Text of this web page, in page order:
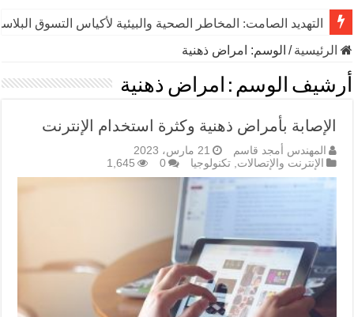
التهديد الصامت: المخاطر الصحية والبيئية لأكياس التسوق
الرئيسية/ الوسم: امراض ذهنية
أرشيف الوسم : امراض ذهنية
الإصابة بأمراض ذهنية وكثرة استخدام الإنترنت
المهندس أمجد قاسم
21 مارس، 2023
الإنترنت والإتصالات, تكنولوجيا 0
1,645